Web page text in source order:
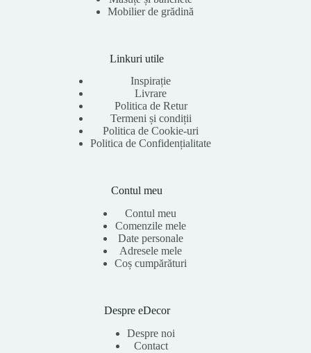
Mobilier de grădină
Linkuri utile
Inspirație
Livrare
Politica de Retur
Termeni și condiții
Politica de Cookie-uri
Politica de Confidențialitate
Contul meu
Contul meu
Comenzile mele
Date personale
Adresele mele
Coș cumpărături
Despre eDecor
Despre noi
Contact